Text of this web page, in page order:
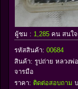
ผู้ชม : 1,285 คน สนใ
รหัสสินค้า: 00684
สินค้า: รูปถ่าย หลวง
จารมือ
ราคา: ติดต่อสอบถาม